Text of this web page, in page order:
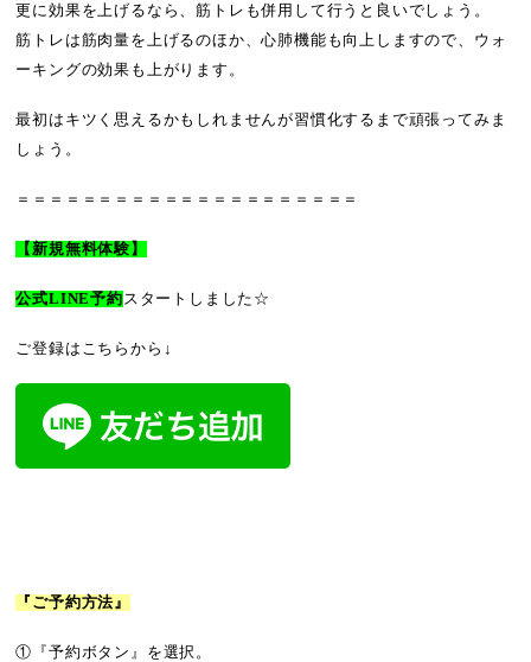
更に効果を上げるなら、筋トレも併用して行うと良いでしょう。
筋トレは筋肉量を上げるのほか、心肺機能も向上しますので、ウォ
ーキングの効果も上がります。
最初はキツく思えるかもしれませんが習慣化するまで頑張ってみま
しょう。
＝＝＝＝＝＝＝＝＝＝＝＝＝＝＝＝＝＝＝＝＝
【新規無料体験】
公式LINE予約 スタートしました☆
ご登録はこちらから↓
『ご予約方法』
①『予約ボタン』を選択。